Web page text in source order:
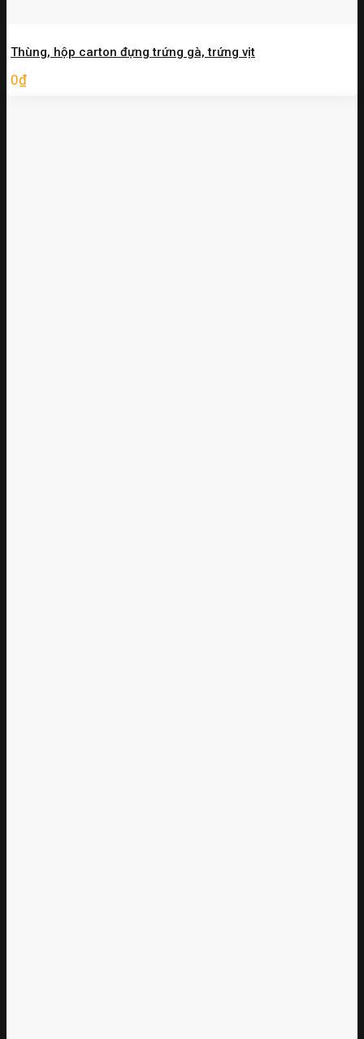
Thùng, hộp carton đựng trứng gà, trứng vịt
0₫